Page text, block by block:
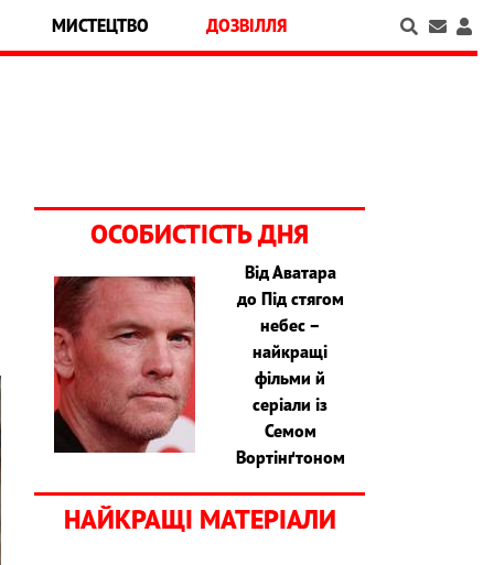
МИСТЕЦТВО ДОЗВІЛЛЯ
ОСОБИСТІСТЬ ДНЯ
Від Аватара
до Під стягом
небес –
найкращі
фільми й
серіали із
Семом
Вортінґтоном
НАЙКРАЩІ МАТЕРІАЛИ